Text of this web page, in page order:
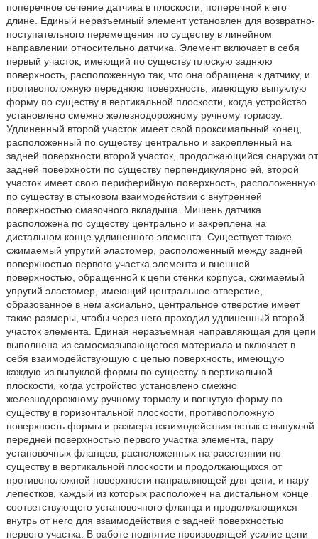
поперечное сечение датчика в плоскости, поперечной к его
длине. Единый неразъемный элемент установлен для возвратно-
поступательного перемещения по существу в линейном
направлении относительно датчика. Элемент включает в себя
первый участок, имеющий по существу плоскую заднюю
поверхность, расположенную так, что она обращена к датчику, и
противоположную переднюю поверхность, имеющую выпуклую
форму по существу в вертикальной плоскости, когда устройство
установлено смежно железнодорожному ручному тормозу.
Удлиненный второй участок имеет свой проксимальный конец,
расположенный по существу центрально и закрепленный на
задней поверхности второй участок, продолжающийся снаружи от
задней поверхности по существу перпендикулярно ей, второй
участок имеет свою периферийную поверхность, расположенную
по существу в стыковом взаимодействии с внутренней
поверхностью смазочного вкладыша. Мишень датчика
расположена по существу центрально и закреплена на
дистальном конце удлиненного элемента. Существует также
сжимаемый упругий эластомер, расположенный между задней
поверхностью первого участка элемента и внешней
поверхностью, обращенной к цепи стенки корпуса, сжимаемый
упругий эластомер, имеющий центральное отверстие,
образованное в нем аксиально, центральное отверстие имеет
такие размеры, чтобы через него проходил удлиненный второй
участок элемента. Единая неразъемная направляющая для цепи
выполнена из самосмазывающегося материала и включает в
себя взаимодействующую с цепью поверхность, имеющую
каждую из выпуклой формы по существу в вертикальной
плоскости, когда устройство установлено смежно
железнодорожному ручному тормозу и вогнутую форму по
существу в горизонтальной плоскости, противоположную
поверхность формы и размера взаимодействия встык с выпуклой
передней поверхностью первого участка элемента, пару
установочных фланцев, расположенных на расстоянии по
существу в вертикальной плоскости и продолжающихся от
противоположной поверхности направляющей для цепи, и пару
лепестков, каждый из которых расположен на дистальном конце
соответствующего установочного фланца и продолжающихся
внутрь от него для взаимодействия с задней поверхностью
первого участка. В работе поднятие производящей усилие цепи